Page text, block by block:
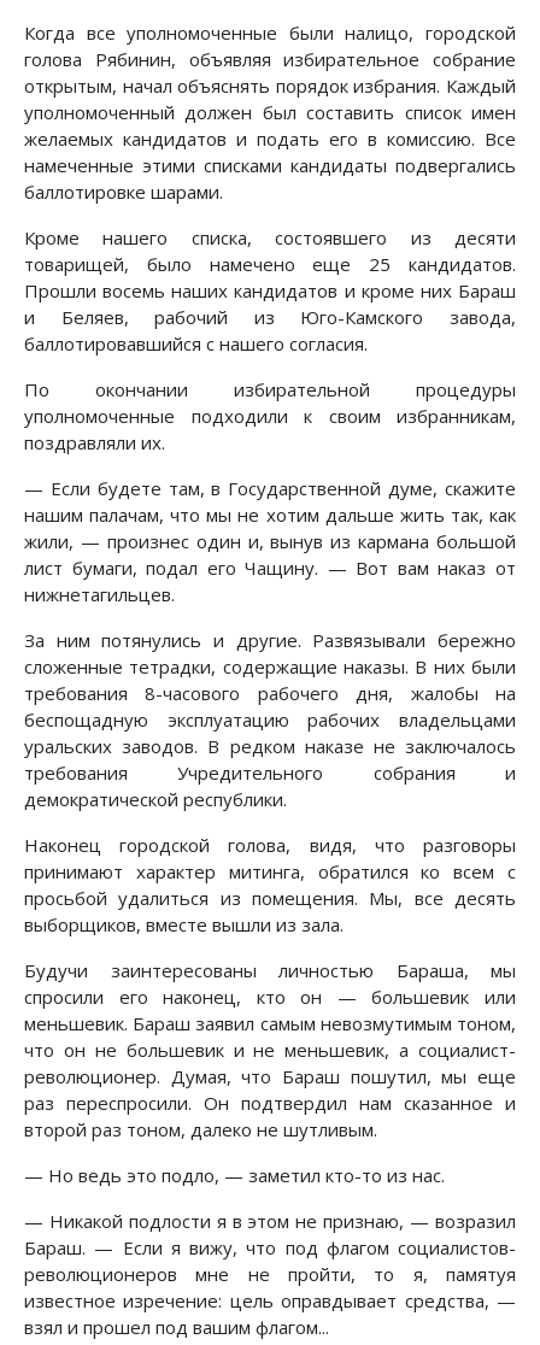
Когда все уполномоченные были налицо, городской
голова Рябинин, объявляя избирательное собрание
открытым, начал объяснять порядок избрания. Каждый
уполномоченный должен был составить список имен
желаемых кандидатов и подать его в комиссию. Все
намеченные этими списками кандидаты подвергались
баллотировке шарами.
Кроме нашего списка, состоявшего из десяти
товарищей, было намечено еще 25 кандидатов.
Прошли восемь наших кандидатов и кроме них Бараш
и Беляев, рабочий из Юго-Камского завода,
баллотировавшийся с нашего согласия.
По окончании избирательной процедуры
уполномоченные подходили к своим избранникам,
поздравляли их.
— Если будете там, в Государственной думе, скажите
нашим палачам, что мы не хотим дальше жить так, как
жили, — произнес один и, вынув из кармана большой
лист бумаги, подал его Чащину. — Вот вам наказ от
нижнетагильцев.
За ним потянулись и другие. Развязывали бережно
сложенные тетрадки, содержащие наказы. В них были
требования 8-часового рабочего дня, жалобы на
беспощадную эксплуатацию рабочих владельцами
уральских заводов. В редком наказе не заключалось
требования Учредительного собрания и
демократической республики.
Наконец городской голова, видя, что разговоры
принимают характер митинга, обратился ко всем с
просьбой удалиться из помещения. Мы, все десять
выборщиков, вместе вышли из зала.
Будучи заинтересованы личностью Бараша, мы
спросили его наконец, кто он — большевик или
меньшевик. Бараш заявил самым невозмутимым тоном,
что он не большевик и не меньшевик, а социалист-
революционер. Думая, что Бараш пошутил, мы еще
раз переспросили. Он подтвердил нам сказанное и
второй раз тоном, далеко не шутливым.
— Но ведь это подло, — заметил кто-то из нас.
— Никакой подлости я в этом не признаю, — возразил
Бараш. — Если я вижу, что под флагом социалистов-
революционеров мне не пройти, то я, памятуя
известное изречение: цель оправдывает средства, —
взял и прошел под вашим флагом...